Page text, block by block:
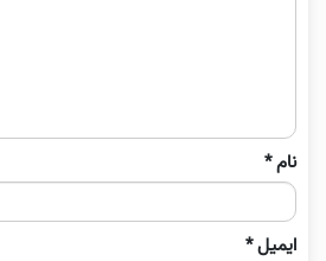
نام*
ایمیل*